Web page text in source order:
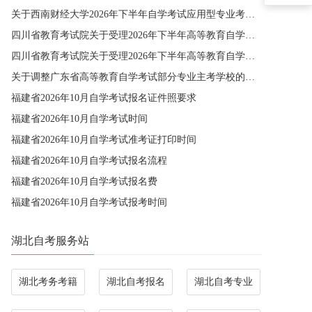
关于西南财经大学2026年下半年自学考试应用型专业考籍更改办理的通知
四川省教育考试院关于受理2026年下半年高等教育自学考试省际转考申请的通告
四川省教育考试院关于受理2026年下半年高等教育自学考试考籍更改申请的通告
关于调整广东省高等教育自学考试部分专业主考学校的通知
福建省2026年10月自学考试报名证件照要求
福建省2026年10月自学考试时间
福建省2026年10月自学考试准考证打印时间
福建省2026年10月自学考试报名流程
福建省2026年10月自学考试报名费
福建省2026年10月自学考试报考时间
湖北自考服务站
湖北考务考籍 湖北自考报名 湖北自考专业